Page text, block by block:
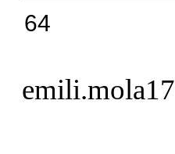
64
emili.mola17